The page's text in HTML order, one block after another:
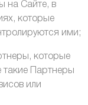
на Сайте, в
которые
ими;
которые
Партнеры
или